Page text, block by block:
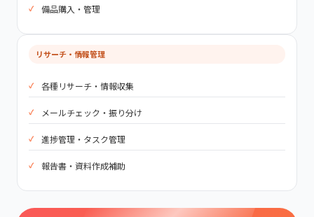
備品購入・管理
リサーチ・情報管理
各種リサーチ・情報収集
メールチェック・振り分け
進捗管理・タスク管理
報告書・資料作成補助